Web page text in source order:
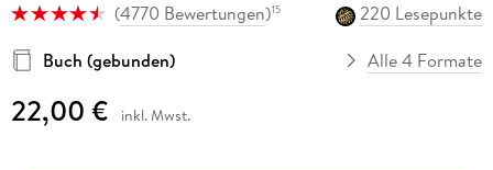
(4770 Bewertungen)15
220 Lesepunkte
Buch (gebunden)
Alle 4 Formate
22,00 € inkl. Mwst.